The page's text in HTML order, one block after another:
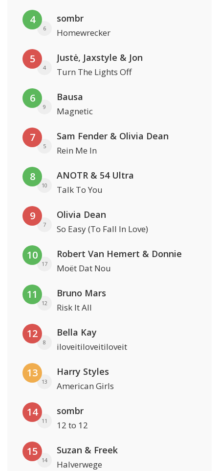
4
6
sombr
Homewrecker
5
4
Justė, Jaxstyle & Jon
Turn The Lights Off
6
9
Bausa
Magnetic
7
5
Sam Fender & Olivia Dean
Rein Me In
8
10
ANOTR & 54 Ultra
Talk To You
9
7
Olivia Dean
So Easy (To Fall In Love)
10
17
Robert Van Hemert & Donnie
Moët Dat Nou
11
12
Bruno Mars
Risk It All
12
8
Bella Kay
iloveitiloveitiloveit
13
13
Harry Styles
American Girls
14
11
sombr
12 to 12
15
14
Suzan & Freek
Halverwege